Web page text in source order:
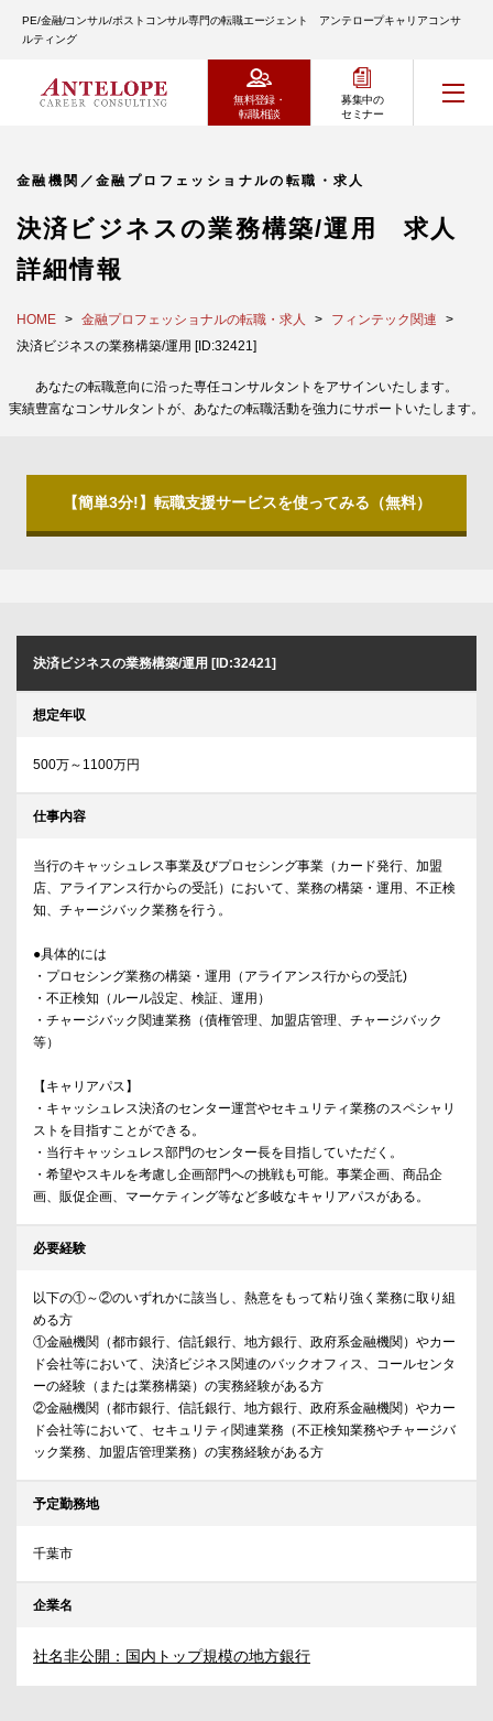
PE/金融/コンサル/ポストコンサル専門の転職エージェント アンテロープキャリアコンサ
ルティング
無料登録・
転職相談
募集中の
セミナー
金融機関／金融プロフェッショナルの転職・求人
決済ビジネスの業務構築/運用 求人
詳細情報
HOME 金融プロフェッショナルの転職・求人
フィンテック関連
決済ビジネスの業務構築/運用 [ID:32421]
あなたの転職意向に沿った専任コンサルタントをアサインいたします。
実績豊富なコンサルタントが、あなたの転職活動を強力にサポートいたします。
【簡単3分!】転職支援サービスを使ってみる（無料）
決済ビジネスの業務構築/運用 [ID:32421]
想定年収
500万～1100万円
仕事内容
当行のキャッシュレス事業及びプロセシング事業（カード発行、加盟
店、アライアンス行からの受託）において、業務の構築・運用、不正検
知、チャージバック業務を行う。
●具体的には
・プロセシング業務の構築・運用（アライアンス行からの受託)
・不正検知（ルール設定、検証、運用）
・チャージバック関連業務（債権管理、加盟店管理、チャージバック
等）
【キャリアパス】
・キャッシュレス決済のセンター運営やセキュリティ業務のスペシャリ
ストを目指すことができる。
・当行キャッシュレス部門のセンター長を目指していただく。
・希望やスキルを考慮し企画部門への挑戦も可能。事業企画、商品企
画、販促企画、マーケティング等など多岐なキャリアパスがある。
必要経験
以下の①～②のいずれかに該当し、熱意をもって粘り強く業務に取り組
める方
①金融機関（都市銀行、信託銀行、地方銀行、政府系金融機関）やカー
ド会社等において、決済ビジネス関連のバックオフィス、コールセンタ
ーの経験（または業務構築）の実務経験がある方
②金融機関（都市銀行、信託銀行、地方銀行、政府系金融機関）やカー
ド会社等において、セキュリティ関連業務（不正検知業務やチャージバ
ック業務、加盟店管理業務）の実務経験がある方
予定勤務地
千葉市
企業名
社名非公開：国内トップ規模の地方銀行